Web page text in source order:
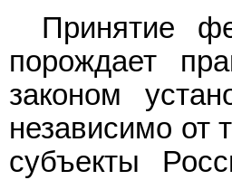
Принятие
порождает
законом
независимо от
субъекты